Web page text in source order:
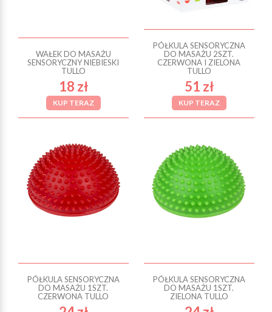
WAŁEK DO MASAŻU
SENSORYCZNY NIEBIESKI
TULLO
18 zł
KUP TERAZ
PÓŁKULA SENSORYCZNA
DO MASAŻU 2SZT.
CZERWONA I ZIELONA
TULLO
51 zł
KUP TERAZ
PÓŁKULA SENSORYCZNA
DO MASAŻU 1SZT.
CZERWONA TULLO
PÓŁKULA SENSORYCZNA
DO MASAŻU 1SZT.
ZIELONA TULLO